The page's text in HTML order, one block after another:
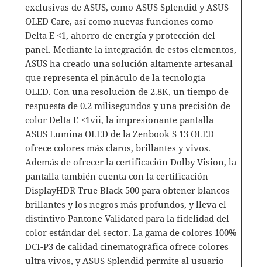
exclusivas de ASUS, como ASUS Splendid y ASUS
OLED Care, así como nuevas funciones como
Delta E <1, ahorro de energía y protección del
panel. Mediante la integración de estos elementos,
ASUS ha creado una solución altamente artesanal
que representa el pináculo de la tecnología
OLED. Con una resolución de 2.8K, un tiempo de
respuesta de 0.2 milisegundos y una precisión de
color Delta E <1vii, la impresionante pantalla
ASUS Lumina OLED de la Zenbook S 13 OLED
ofrece colores más claros, brillantes y vivos.
Además de ofrecer la certificación Dolby Vision, la
pantalla también cuenta con la certificación
DisplayHDR True Black 500 para obtener blancos
brillantes y los negros más profundos, y lleva el
distintivo Pantone Validated para la fidelidad del
color estándar del sector. La gama de colores 100%
DCI-P3 de calidad cinematográfica ofrece colores
ultra vivos, y ASUS Splendid permite al usuario